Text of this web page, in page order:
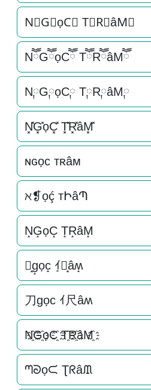
N⃒G⃒ọC⃒ T⃒R⃒âM⃒
NཽGཽọCཽ TཽRཽâMཽ
N༙G༙ọC༙ T༙R༙âM༙
N͓̽G͓̽ọC͓̽ T͓̽R͓̽âM͓̽
ɴɢọᴄ ᴛʀâᴍ
ℵ❡ọḉ тԻâՊ
N̝G̝ọC̝ T̝R̝âM̝
刀̝g̝ọc̝ ｲ̝尺̝âʍ̝
刀gọc ｲ尺âʍ
N҈G҈ọC҈ T҈R҈âM҈
ᘉᘐọᙅ Ʈᖇâᙢ